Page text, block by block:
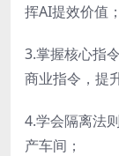
挥AI提效价值；
3.掌握核心指
商业指令，提
4.学会隔离法
产车间；